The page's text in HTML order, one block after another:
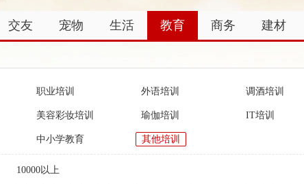
交友 宠物 生活 教育 商务 建材
职业培训 外语培训 调酒培训
美容彩妆培训 瑜伽培训 IT培训
中小学教育 其他培训
10000以上